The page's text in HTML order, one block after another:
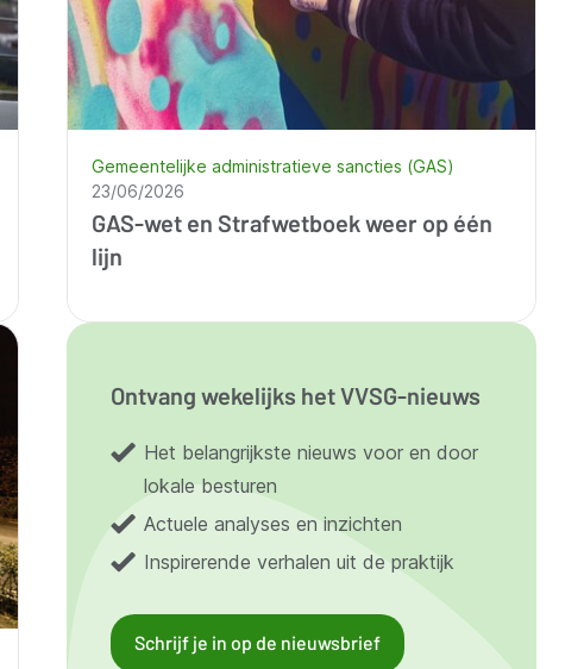
GAS-wet en Strafwetboek weer op één
lijn
Gemeentelijke administratieve sancties (GAS)
23/06/2026
Ontvang wekelijks het VVSG-nieuws
Het belangrijkste nieuws voor en door
lokale besturen
Actuele analyses en inzichten
Inspirerende verhalen uit de praktijk
Schrijf je in op de nieuwsbrief